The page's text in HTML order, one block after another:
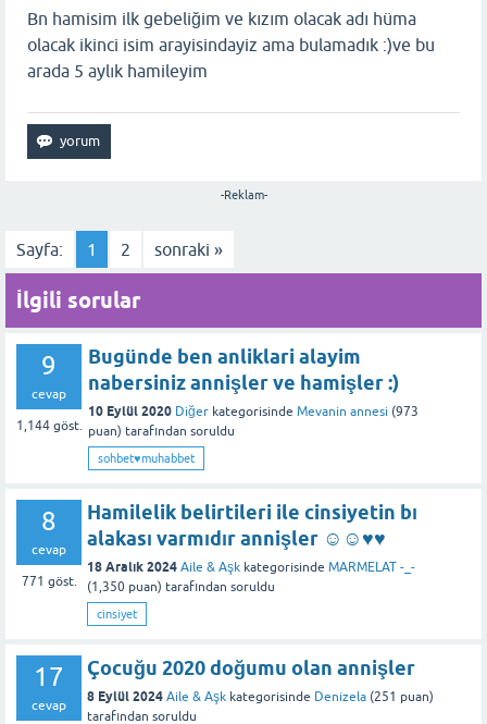
Bn hamisim ilk gebeliğim ve kızım olacak adı hüma
olacak ikinci isim arayisindayiz ama bulamadık :)ve bu
arada 5 aylık hamileyim
-Reklam-
Sayfa: 1 2 sonraki »
İlgili sorular
9
cevap
1,144 göst.
Bugünde ben anliklari alayim
nabersiniz annişler ve hamişler :)
10 Eylül 2020 Diğer kategorisinde Mevanin annesi (973
puan) tarafından soruldu
sohbet♥️muhabbet
8
cevap
771 göst.
Hamilelik belirtileri ile cinsiyetin bı
alakası varmıdır annişler ☺️☺️♥️♥️
18 Aralık 2024 Aile & Aşk kategorisinde MARMELAT -_-
(1,350 puan) tarafından soruldu
cinsiyet
17
cevap
Çocuğu 2020 doğumu olan annişler
8 Eylül 2024 Aile & Aşk kategorisinde Denizela (251 puan)
tarafından soruldu